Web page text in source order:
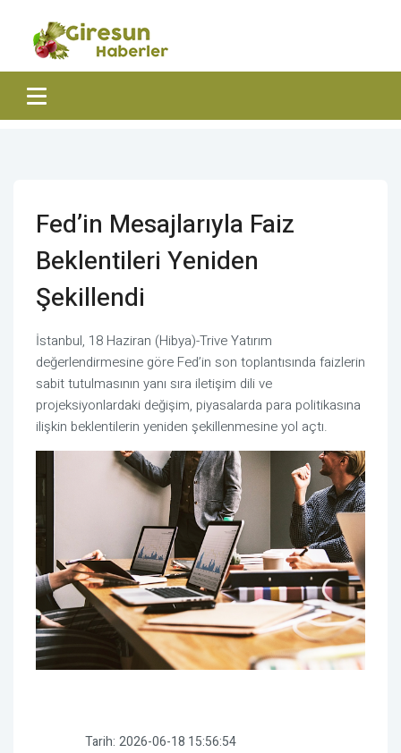
Fed’in Mesajlarıyla Faiz
Beklentileri Yeniden
Şekillendi
İstanbul, 18 Haziran (Hibya)-Trive Yatırım
değerlendirmesine göre Fed’in son toplantısında faizlerin
sabit tutulmasının yanı sıra iletişim dili ve
projeksiyonlardaki değişim, piyasalarda para politikasına
ilişkin beklentilerin yeniden şekillenmesine yol açtı.
Tarih: 2026-06-18 15:56:54